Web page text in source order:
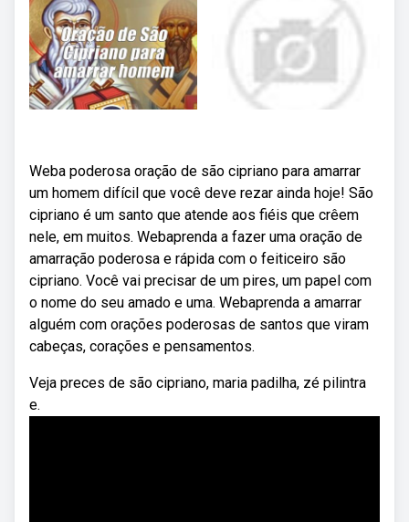
Weba poderosa oração de são cipriano para amarrar
um homem difícil que você deve rezar ainda hoje! São
cipriano é um santo que atende aos fiéis que crêem
nele, em muitos. Webaprenda a fazer uma oração de
amarração poderosa e rápida com o feiticeiro são
cipriano. Você vai precisar de um pires, um papel com
o nome do seu amado e uma. Webaprenda a amarrar
alguém com orações poderosas de santos que viram
cabeças, corações e pensamentos.
Veja preces de são cipriano, maria padilha, zé pilintra
e.